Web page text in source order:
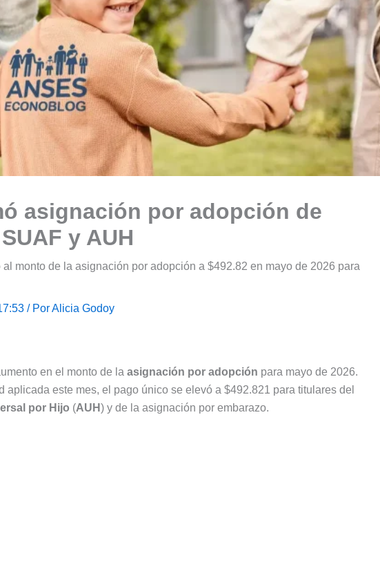
asignación por adopción de
y AUH
al monto de la asignación por adopción a $492.82 en mayo de 2026 para
/ PorAlicia Godoy
en el monto de la asignación por adopción para mayo de 2026.
aplicada este mes, el pago único se elevó a $492.821 para titulares del
por Hijo (AUH ) y de la asignación por embarazo.